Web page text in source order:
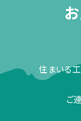
住まいる
ご